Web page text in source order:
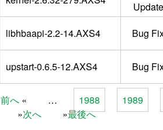
Update
libhbaapi-2.2-14.AXS4
Bug
upstart-0.6.5-12.AXS4 Bug
前へ … 1988
1989
次へ 最後へ